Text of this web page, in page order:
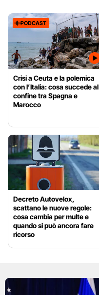
PODCAST
Crisi a Ceuta e la polemica
con l’Italia: cosa succede al
confine tra Spagna e
Marocco
Decreto Autovelox,
scattano le nuove regole:
cosa cambia per multe e
quando si può ancora fare
ricorso